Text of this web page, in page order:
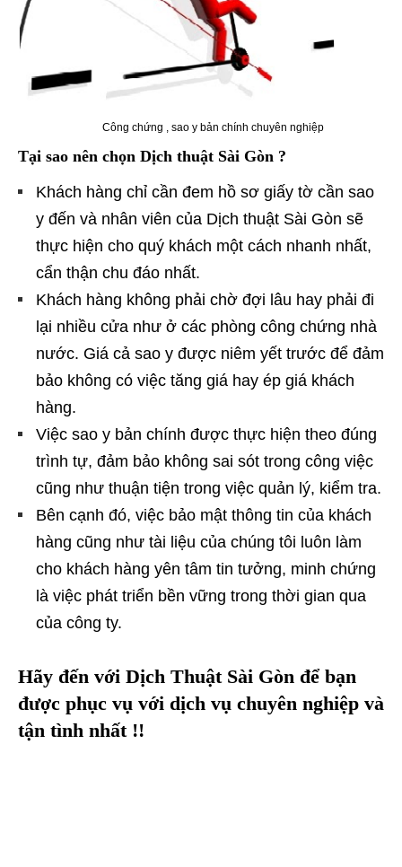
Công chứng , sao y bản chính chuyên nghiệp
Tại sao nên chọn Dịch thuật Sài Gòn ?
Khách hàng chỉ cần đem hồ sơ giấy tờ cần sao
y đến và nhân viên của Dịch thuật Sài Gòn sẽ
thực hiện cho quý khách một cách nhanh nhất,
cẩn thận chu đáo nhất.
Khách hàng không phải chờ đợi lâu hay phải đi
lại nhiều cửa như ở các phòng công chứng nhà
nước. Giá cả sao y được niêm yết trước để đảm
bảo không có việc tăng giá hay ép giá khách
hàng.
Việc sao y bản chính được thực hiện theo đúng
trình tự, đảm bảo không sai sót trong công việc
cũng như thuận tiện trong việc quản lý, kiểm tra.
Bên cạnh đó, việc bảo mật thông tin của khách
hàng cũng như tài liệu của chúng tôi luôn làm
cho khách hàng yên tâm tin tưởng, minh chứng
là việc phát triển bền vững trong thời gian qua
của công ty.
Hãy đến với Dịch Thuật Sài Gòn để bạn
được phục vụ với dịch vụ chuyên nghiệp và
tận tình nhất !!